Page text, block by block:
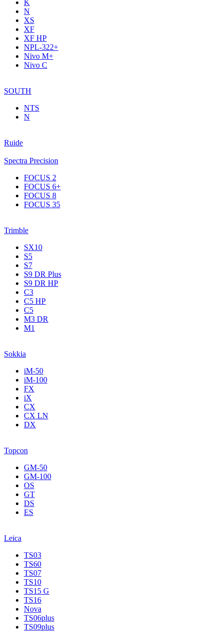
K
N
XS
XF
XF НР
NPL-322+
Nivo M+
Nivo C
SOUTH
NTS
N
Ruide
Spectra Precision
FOCUS 2
FOCUS 6+
FOCUS 8
FOCUS 35
Trimble
SX10
S5
S7
S9 DR Plus
S9 DR HP
C3
С5 НР
C5
M3 DR
M1
Sokkia
iM-50
iM-100
FX
iX
CX
CX LN
DX
Topcon
GM-50
GM-100
OS
GT
DS
ES
Leica
TS03
TS60
TS07
TS10
TS15 G
TS16
Nova
TS06plus
TS09plus